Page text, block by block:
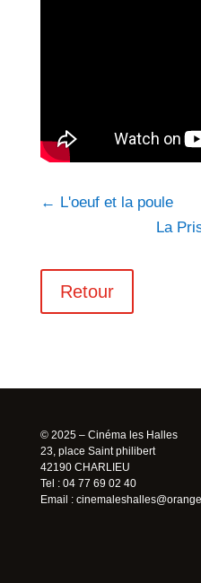
← L'oeuf et la poule
La
Retour
© 2025 – Cinéma les Halles
23, place Saint philibert
42190 CHARLIEU
Tel : 04 77 69 02 40
Email :